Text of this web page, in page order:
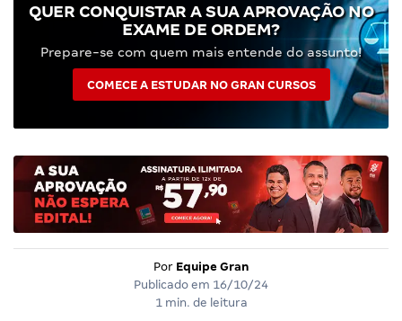
QUER CONQUISTAR A SUA APROVAÇÃO NO
EXAME DE ORDEM?
Prepare-se com quem mais entende do assunto!
COMECE A ESTUDAR NO GRAN CURSOS
Por Equipe Gran
Publicado em 16/10/24
1 min. de leitura